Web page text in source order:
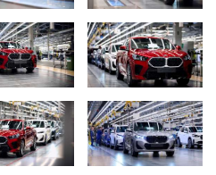
линия автоматизирано
товарната зона.